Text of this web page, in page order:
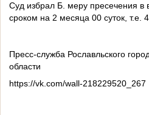
Суд избрал Б. меру пресечения в
сроком на 2 месяца 00 суток, т.е.
Пресс-служба Рославльского
области
https://vk.com/wall-218229520_267